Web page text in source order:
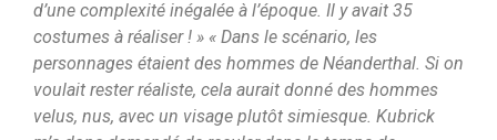
d’une complexité inégalée à l’époque. Il y avait 35
costumes à réaliser ! » « Dans le scénario, les
personnages étaient des hommes de Néanderthal. Si on
voulait rester réaliste, cela aurait donné des hommes
velus, nus, avec un visage plutôt simiesque. Kubrick